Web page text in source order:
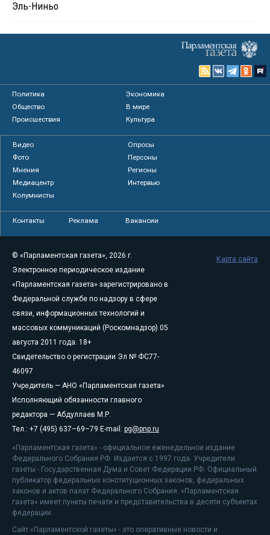
Эль-Ниньо
Политика
Экономика
Общество
В мире
Происшествия
Культура
Видео
Опросы
Фото
Персоны
Мнения
Регионы
Медиацентр
Интервью
Колумнисты
Контакты Реклама Вакансии
© «Парламентская газета», 2026 г.
Электронное периодическое издание
«Парламентская газета» зарегистрировано в
Федеральной службе по надзору в сфере
связи, информационных технологий и
массовых коммуникаций (Роскомнадзор) 05
августа 2011 года. 18+
Свидетельство о регистрации Эл № ФС77-
46097
Учредитель — АНО «Парламентская газета»
Исполняющий обязанности главного
редактора — Абдуллаев М.Р.
Тел.: +7 (495) 637–69–79 E-mail: pg@pnp.ru
«Парламентская газета» - официальное еженедельное издание
Федерального Собрания РФ. Издается с 1997 года. Учредители
газеты - Государственная Дума и Совет Федерации РФ. Официальный
публикатор федеральных конституционных законов, федеральных
законов и актов палат Федерального Собрания. «Парламентская
газета» имеет пункты печати и представительства в десяти субъектах
федерации.
Сайт «Парламентской газеты» - это оперативные новости и
Карта сайта